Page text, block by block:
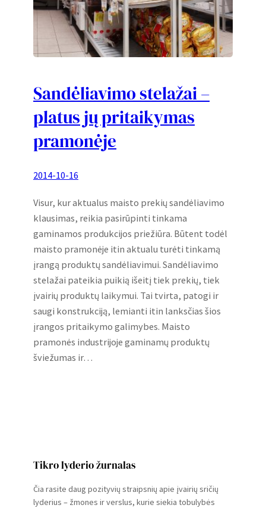
Sandėliavimo stelažai –
platus jų pritaikymas
pramonėje
2014-10-16
Visur, kur aktualus maisto prekių sandėliavimo
klausimas, reikia pasirūpinti tinkama
gaminamos produkcijos priežiūra. Būtent todėl
maisto pramonėje itin aktualu turėti tinkamą
įrangą produktų sandėliavimui. Sandėliavimo
stelažai pateikia puikią išeitį tiek prekių, tiek
įvairių produktų laikymui. Tai tvirta, patogi ir
saugi konstrukciją, lemianti itin lanksčias šios
įrangos pritaikymo galimybes. Maisto
pramonės industrijoje gaminamų produktų
šviežumas ir…
Tikro lyderio žurnalas
Čia rasite daug pozityvių straipsnių apie įvairių sričių
lyderius – žmones ir verslus, kurie siekia tobulybės